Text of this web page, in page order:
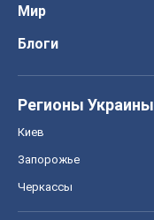
Мир
Блоги
Регионы Украины
Киев
Запорожье
Черкассы